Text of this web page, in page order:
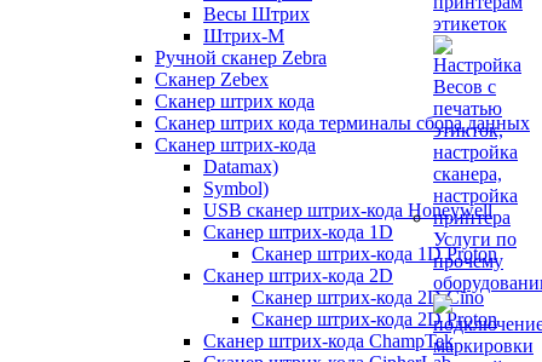
Весы Штрих
Штрих-М
Ручной сканер Zebra
Сканер Zebex
Сканер штрих кода
Сканер штрих кода терминалы сбора данных
Сканер штрих-кода
Datamax)
Symbol)
USB сканер штрих-кода Honeywell
Сканер штрих-кода 1D
Сканер штрих-кода 1D Proton
Сканер штрих-кода 2D
Сканер штрих-кода 2D Cino
Сканер штрих-кода 2D Proton
Сканер штрих-кода ChampTek
этикеток
Услуги по
прочему